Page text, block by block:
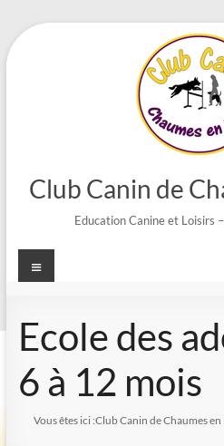
Aller
au
Club Canin de
Education Canine et Loisirs
Menu
Ecole des
6 à 12 mois
Vous êtes ici :Club Canin de Chaumes